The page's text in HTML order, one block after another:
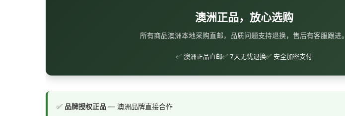
澳洲正品，放心选购
所有商品澳洲本地采购直邮，品质问题支持退换，售后有客服跟进。
✅ 澳洲正品直邮✅ 7天无忧退换✅ 安全加密支付
✅ 品牌授权正品 — 澳洲品牌直接合作